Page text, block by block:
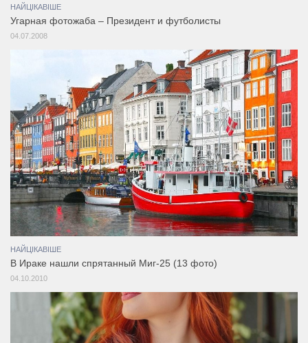
НАЙЦІКАВІШЕ
Угарная фотожаба – Президент и футболисты
04.07.2008
НАЙЦІКАВІШЕ
В Ираке нашли спрятанный Миг-25 (13 фото)
04.10.2010